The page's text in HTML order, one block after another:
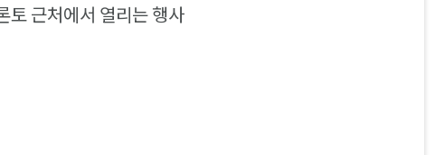
토 근처에서 열리는 행사